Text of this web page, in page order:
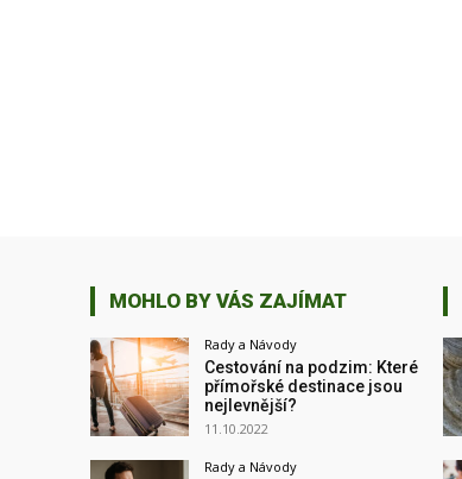
MOHLO BY VÁS ZAJÍMAT
Rady a Návody
Cestování na podzim: Které
přímořské destinace jsou
nejlevnější?
11.10.2022
Rady a Návody